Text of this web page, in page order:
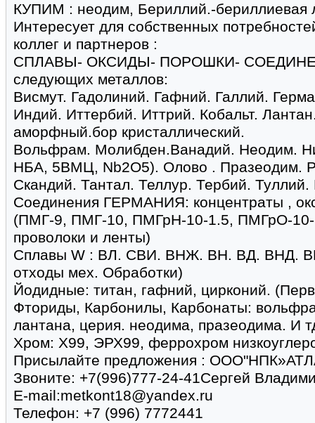
КУПИМ : неодим, Бериллий.-бериллиевая
Интересует для собственных
коллег и партнеров :
СПЛАВЫ- ОКСИДЫ- ПОРОШКИ-
следующих металлов:
Висмут. Гадолиний. Гафний. Галлий.
Индий. Иттербий. Иттрий. Кобальт.
аморфный.бор кристаллический.
Вольфрам. Молибден.Ванадий. Неодим.
НБА, 5ВМЦ, Nb2O5). Олово . Празеодим.
Скандий. Тантал. Теллур. Тербий.
Соединения ГЕРМАНИЯ: концентраты ,
(ПМГ-9, ПМГ-10, ПМГрН-10-1.5, ПМГрО-
проволоки и ленты)
Сплавы W : ВЛ. СВИ. ВНЖ. ВН. ВД. ВНД.
отходы мех. Обработки)
Йодидные: титан, гафний, цирконий.
Фториды, Карбонилы, Карбонаты:
лантана, церия. неодима, празеодима. И
Хром: Х99, ЭРХ99, феррохром
Присылайте предложения :
Звоните: +7(996)777-24-41Сергей
E-mail:metkont18@yandex.ru
Телефон: +7 (996) 7772441